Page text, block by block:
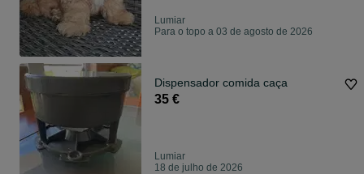
Lumiar
Para o topo a 03 de agosto de 2026
Dispensador comida caça
35 €
Lumiar
18 de julho de 2026